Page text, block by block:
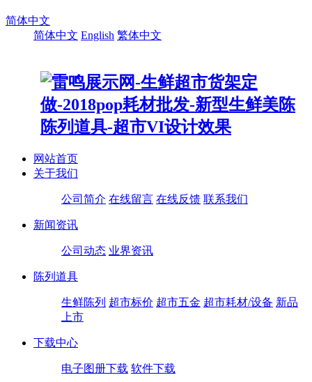
简体中文
简体中文 English 繁体中文
网站首页
关于我们
公司简介 在线留言 在线反馈 联系我们
新闻资讯
公司动态 业界资讯
陈列道具
生鲜陈列 超市标价 超市五金 超市耗材/设备 新品
上市
下载中心
电子图册下载 软件下载